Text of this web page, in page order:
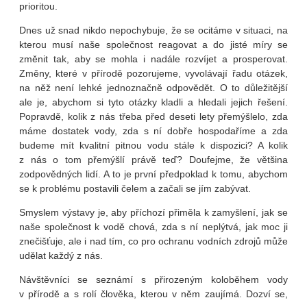
prioritou.
Dnes už snad nikdo nepochybuje, že se ocitáme v situaci, na
kterou musí naše společnost reagovat a do jisté míry se
změnit tak, aby se mohla i nadále rozvíjet a prosperovat.
Změny, které v přírodě pozorujeme, vyvolávají řadu otázek,
na něž není lehké jednoznačně odpovědět. O to důležitější
ale je, abychom si tyto otázky kladli a hledali jejich řešení.
Popravdě, kolik z nás třeba před deseti lety přemýšlelo, zda
máme dostatek vody, zda s ní dobře hospodaříme a zda
budeme mít kvalitní pitnou vodu stále k dispozici? A kolik
z nás o tom přemýšlí právě teď? Doufejme, že většina
zodpovědných lidí. A to je první předpoklad k tomu, abychom
se k problému postavili čelem a začali se jím zabývat.
Smyslem výstavy je, aby příchozí přiměla k zamyšlení, jak se
naše společnost k vodě chová, zda s ní neplýtvá, jak moc ji
znečišťuje, ale i nad tím, co pro ochranu vodních zdrojů může
udělat každý z nás.
Návštěvníci se seznámí s přirozeným koloběhem vody
v přírodě a s rolí člověka, kterou v něm zaujímá. Dozví se,